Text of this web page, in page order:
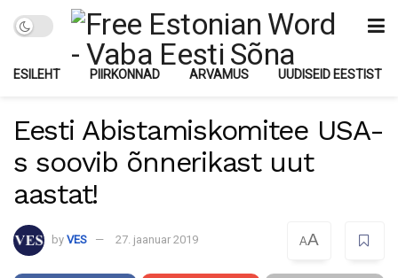
ESILEHT PIIRKONNAD ARVAMUS UUDISEID EESTIST
Eesti Abistamiskomitee USA-
s soovib õnnerikast uut
aastat!
by VES 27. jaanuar 2019 AA